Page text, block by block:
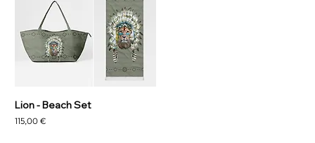
Lion - Beach Set
Precio
115,00 €